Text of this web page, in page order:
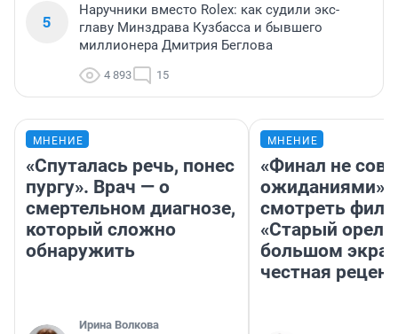
5
Наручники вместо Rolex: как судили экс-
главу Минздрава Кузбасса и бывшего
миллионера Дмитрия Беглова
4 893 15
МНЕНИЕ
«Спуталась речь, понес
пургу». Врач — о
смертельном диагнозе,
который сложно
обнаружить
Ирина Волкова
МНЕНИЕ
«Финал не
ожиданиями»:
смотреть
«Старый орел»
большом
честная